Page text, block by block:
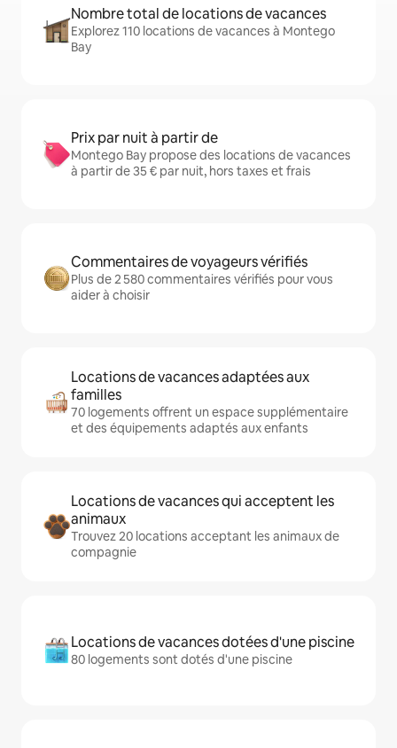
Nombre total de locations de vacances
Explorez 110 locations de vacances à Montego
Bay
Prix par nuit à partir de
Montego Bay propose des locations de vacances
à partir de 35 € par nuit, hors taxes et frais
Commentaires de voyageurs vérifiés
Plus de 2 580 commentaires vérifiés pour vous
aider à choisir
Locations de vacances adaptées aux
familles
70 logements offrent un espace supplémentaire
et des équipements adaptés aux enfants
Locations de vacances qui acceptent les
animaux
Trouvez 20 locations acceptant les animaux de
compagnie
Locations de vacances dotées d'une piscine
80 logements sont dotés d'une piscine